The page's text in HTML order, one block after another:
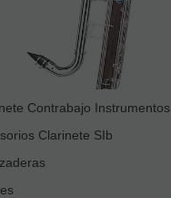
Contrabajo Instrumentos
Clarinete SIb